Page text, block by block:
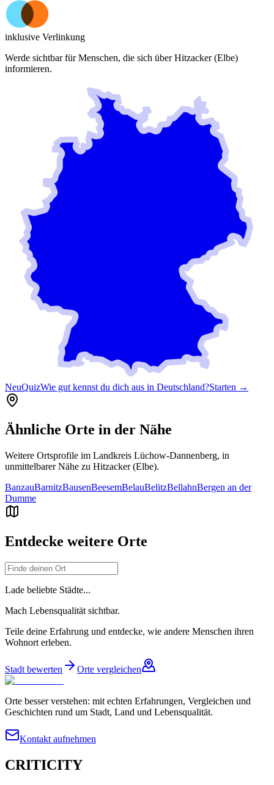
inklusive Verlinkung
Werde sichtbar für Menschen, die sich überHitzacker (Elbe)
informieren.
NeuQuizWie gut kennst du dich aus in Deutschland?Starten →
Ähnliche Orte in der Nähe
Weitere Ortsprofile im Landkreis Lüchow-Dannenberg, in
unmittelbarer Nähe zu Hitzacker (Elbe).
BanzauBarnitzBausenBeesemBelauBelitzBellahnBergen an der
Dumme
Entdecke weitere Orte
Lade beliebte Städte...
Mach Lebensqualität sichtbar.
Teile deine Erfahrung und entdecke, wie andere Menschen ihren
Wohnort erleben.
Stadt bewerten Orte vergleichen
Orte besser verstehen: mit echten Erfahrungen, Vergleichen und
Geschichten rund um Stadt, Land und Lebensqualität.
Kontakt aufnehmen
CRITICITY